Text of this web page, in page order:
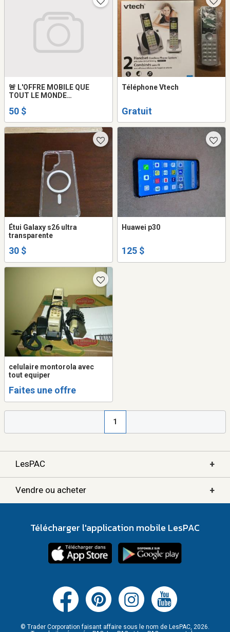
🚨 L'OFFRE MOBILE QUE
TOUT LE MONDE
50 $
Téléphone Vtech
Gratuit
Étui Galaxy s26 ultra
transparente
30 $
Huawei p30
125 $
celulaire montorola avec
tout equiper
Faites une offre
1
LesPAC +
Vendre ou acheter +
Télécharger l'application mobile LesPAC
© Trader Corporation faisant affaire sous le nom de LesPAC, 2026.